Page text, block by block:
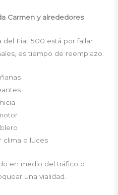
Carmen y alrededores
del Fiat 500 está por fallar
es tiempo de reemplazo:
clima o luces
en medio del tráfico o
una vialidad.